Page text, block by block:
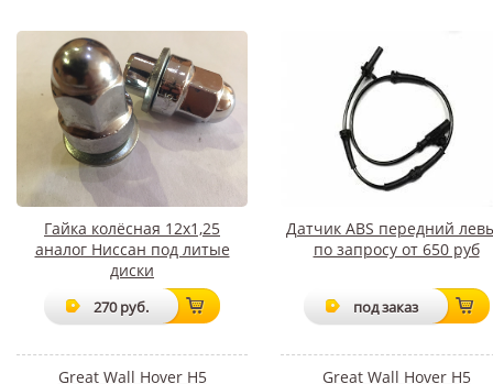
Гайка колёсная 12х1,25
аналог Ниссан под литые
диски
270 руб.
Great Wall Hover H5
Датчик ABS передний
по запросу от 650 руб
под заказ
Great Wall Hover H5